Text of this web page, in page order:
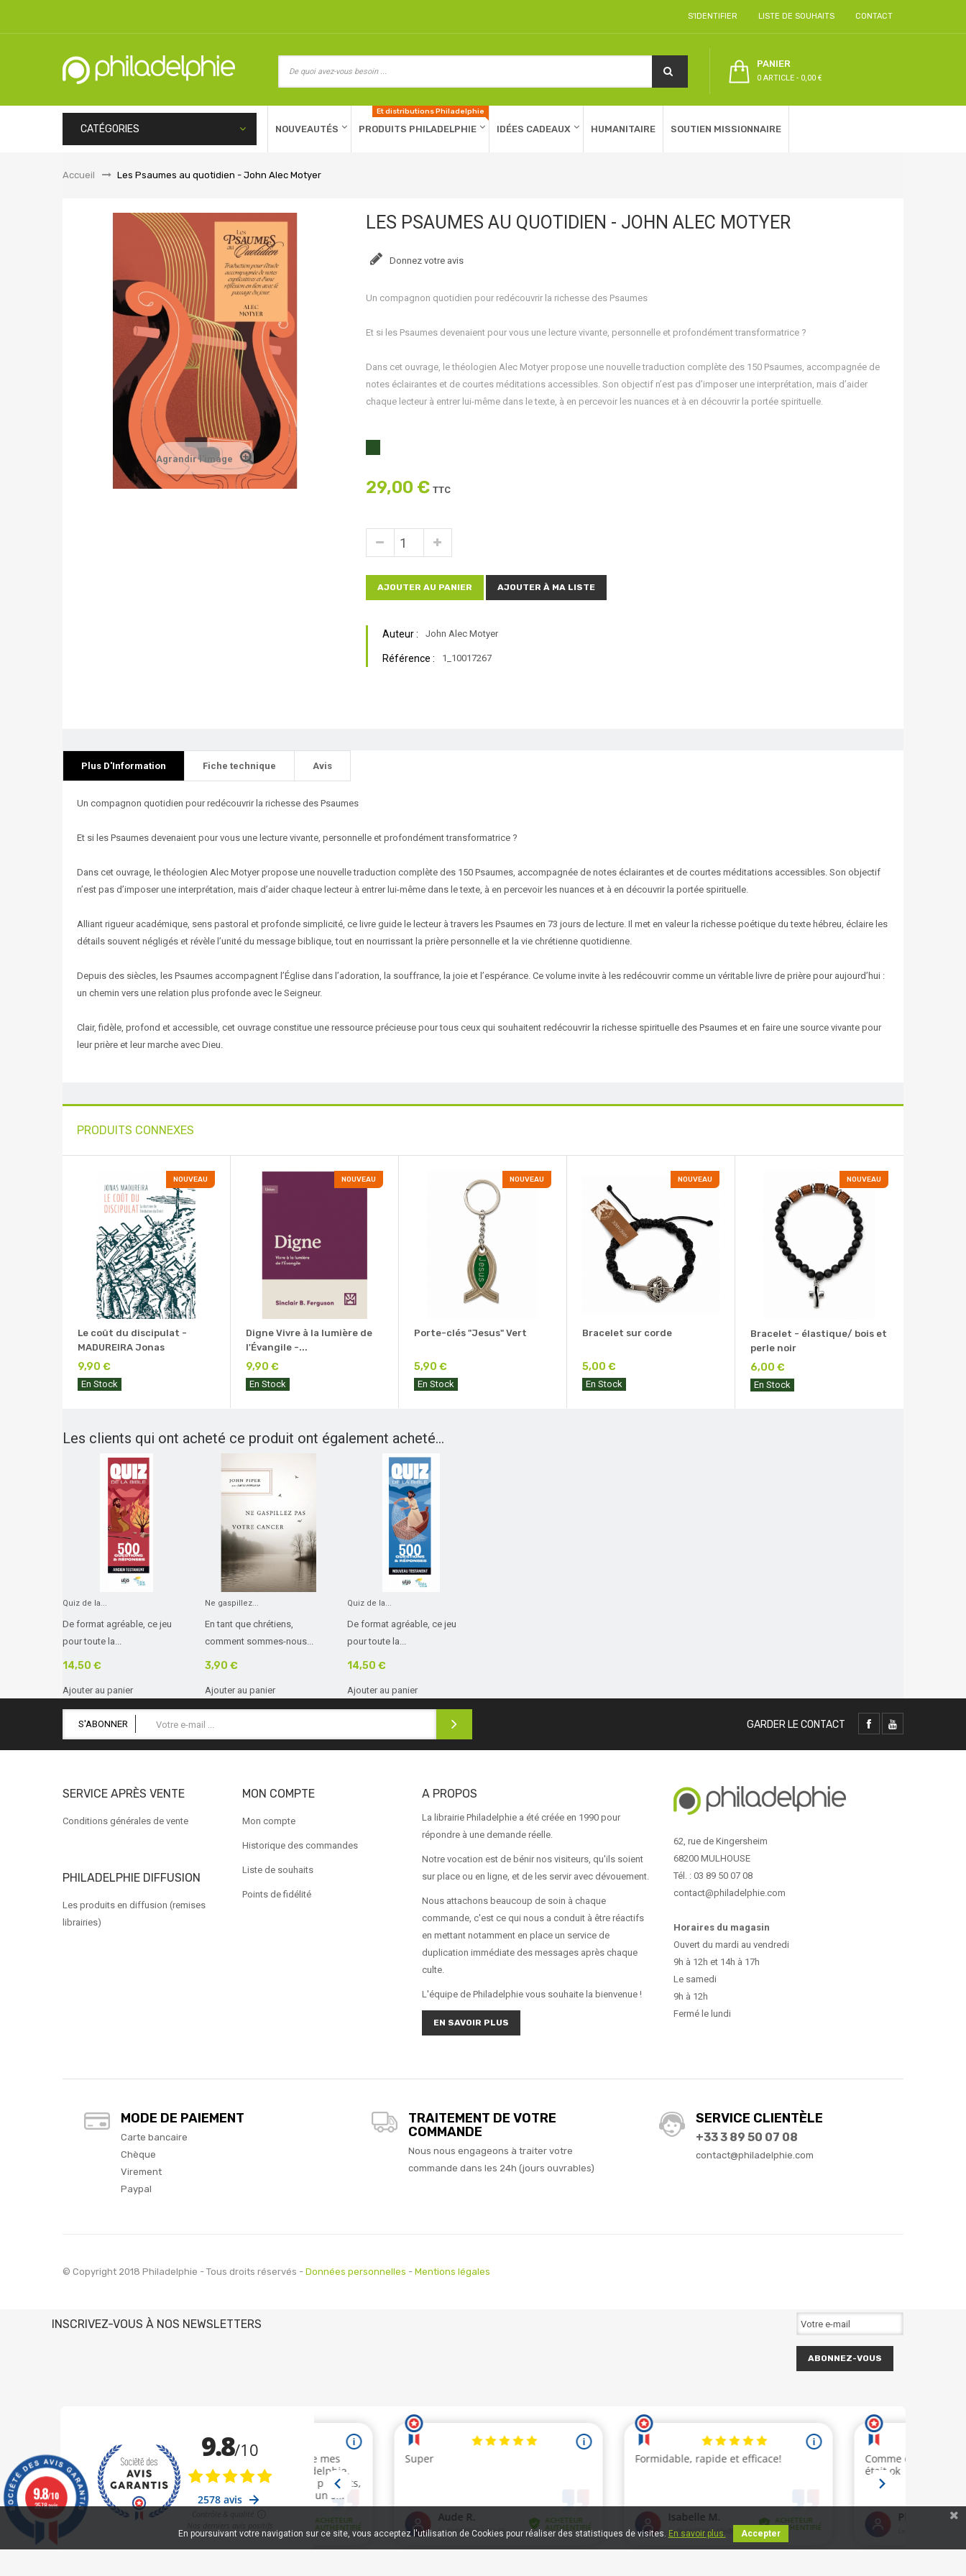
S'IDENTIFIER LISTE DE SOUHAITS CONTACT
PANIER
0 ARTICLE - 0,00 €
CATÉGORIES NOUVEAUTÉS PRODUITS PHILADELPHIE
Et distributions Philadelphie
IDÉES CADEAUX HUMANITAIRE SOUTIEN MISSIONNAIRE
Accueil &gt;Les Psaumes au quotidien - John Alec Motyer
Agrandir l'image
LES PSAUMES AU QUOTIDIEN - JOHN ALEC MOTYER
Donnez votre avis
Un compagnon quotidien pour redécouvrir la richesse des Psaumes
Et si les Psaumes devenaient pour vous une lecture vivante, personnelle et profondément transformatrice ?
Dans cet ouvrage, le théologien Alec Motyer propose une nouvelle traduction complète des 150 Psaumes, accompagnée de
notes éclairantes et de courtes méditations accessibles. Son objectif n’est pas d’imposer une interprétation, mais d’aider
chaque lecteur à entrer lui-même dans le texte, à en percevoir les nuances et à en découvrir la portée spirituelle.
29,00 € TTC
AJOUTER AU PANIER AJOUTER À MA LISTE
Auteur : John Alec Motyer
Référence : 1_10017267
Plus D'Information Fiche technique Avis
Un compagnon quotidien pour redécouvrir la richesse des Psaumes
Et si les Psaumes devenaient pour vous une lecture vivante, personnelle et profondément transformatrice ?
Dans cet ouvrage, le théologien Alec Motyer propose une nouvelle traduction complète des 150 Psaumes, accompagnée de notes éclairantes et de courtes méditations accessibles. Son objectif
n’est pas d’imposer une interprétation, mais d’aider chaque lecteur à entrer lui-même dans le texte, à en percevoir les nuances et à en découvrir la portée spirituelle.
Alliant rigueur académique, sens pastoral et profonde simplicité, ce livre guide le lecteur à travers les Psaumes en 73 jours de lecture. Il met en valeur la richesse poétique du texte hébreu, éclaire les
détails souvent négligés et révèle l’unité du message biblique, tout en nourrissant la prière personnelle et la vie chrétienne quotidienne.
Depuis des siècles, les Psaumes accompagnent l’Église dans l’adoration, la souffrance, la joie et l’espérance. Ce volume invite à les redécouvrir comme un véritable livre de prière pour aujourd’hui :
un chemin vers une relation plus profonde avec le Seigneur.
Clair, fidèle, profond et accessible, cet ouvrage constitue une ressource précieuse pour tous ceux qui souhaitent redécouvrir la richesse spirituelle des Psaumes et en faire une source vivante pour
leur prière et leur marche avec Dieu.
PRODUITS CONNEXES
NOUVEAU
Le coût du discipulat -
MADUREIRA Jonas
9,90 €
En Stock
NOUVEAU
Digne Vivre à la lumière de
l'Évangile -...
9,90 €
En Stock
NOUVEAU
Porte-clés "Jesus" Vert
5,90 €
En Stock
NOUVEAU
Bracelet sur corde
5,00 €
En Stock
NOUVEAU
Bracelet - élastique/ bois et
perle noir
6,00 €
En Stock
Les clients qui ont acheté ce produit ont également acheté...
Quiz de la...
De format agréable, ce jeu
pour toute la...
14,50 €
Ajouter au panier
Ne gaspillez...
En tant que chrétiens,
comment sommes-nous...
3,90 €
Ajouter au panier
Quiz de la...
De format agréable, ce jeu
pour toute la...
14,50 €
Ajouter au panier
S'ABONNER GARDER LE CONTACT
SERVICE APRÈS VENTE
Conditions générales de vente
PHILADELPHIE DIFFUSION
Les produits en diffusion (remises
librairies)
MON COMPTE
Mon compte
Historique des commandes
Liste de souhaits
Points de fidélité
A PROPOS
La librairie Philadelphie a été créée en 1990 pour
répondre à une demande réelle.
Notre vocation est de bénir nos visiteurs, qu'ils soient
sur place ou en ligne, et de les servir avec dévouement.
Nous attachons beaucoup de soin à chaque
commande, c'est ce qui nous a conduit à être réactifs
en mettant notamment en place un service de
duplication immédiate des messages après chaque
culte.
L'équipe de Philadelphie vous souhaite la bienvenue !
EN SAVOIR PLUS
62, rue de Kingersheim
68200 MULHOUSE
Tél. : 03 89 50 07 08
contact@philadelphie.com
Horaires du magasin
Ouvert du mardi au vendredi
9h à 12h et 14h à 17h
Le samedi
9h à 12h
Fermé le lundi
MODE DE PAIEMENT
Carte bancaire
Chèque
Virement
Paypal
TRAITEMENT DE VOTRE
COMMANDE
Nous nous engageons à traiter votre
commande dans les 24h (jours ouvrables)
SERVICE CLIENTÈLE
+33 3 89 50 07 08
contact@philadelphie.com
© Copyright 2018 Philadelphie - Tous droits réservés - Données personnelles - Mentions légales
INSCRIVEZ-VOUS À NOS NEWSLETTERS
ABONNEZ-VOUS
En poursuivant votre navigation sur ce site, vous acceptez l'utilisation de Cookies pour réaliser des statistiques de visites. En savoir plus. Accepter
9.8/10
2578 avis